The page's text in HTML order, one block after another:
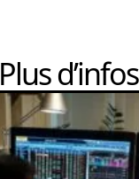
Plus d’infos